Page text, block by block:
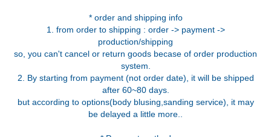
* order and shipping info
1. from order to shipping : order -> payment ->
production/shipping
so, you can't cancel or return goods becase of order production
system.
2. By starting from payment (not order date), it will be shipped
after 60~80 days.
but according to options(body blusing,sanding service), it may
be delayed a little more..